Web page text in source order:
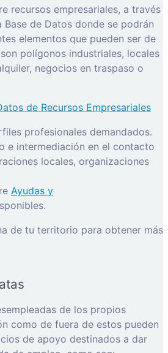
recursos empresariales, a través
Base de Datos donde se podrán
elementos que pueden ser de
polígonos industriales, locales
negocios en traspaso o
de Recursos Empresariales
profesionales demandados.
e intermediación en el contacto
locales, organizaciones
Ayudas y
de tu territorio para obtener más
de los propios
como de fuera de estos pueden
de apoyo destinados a dar